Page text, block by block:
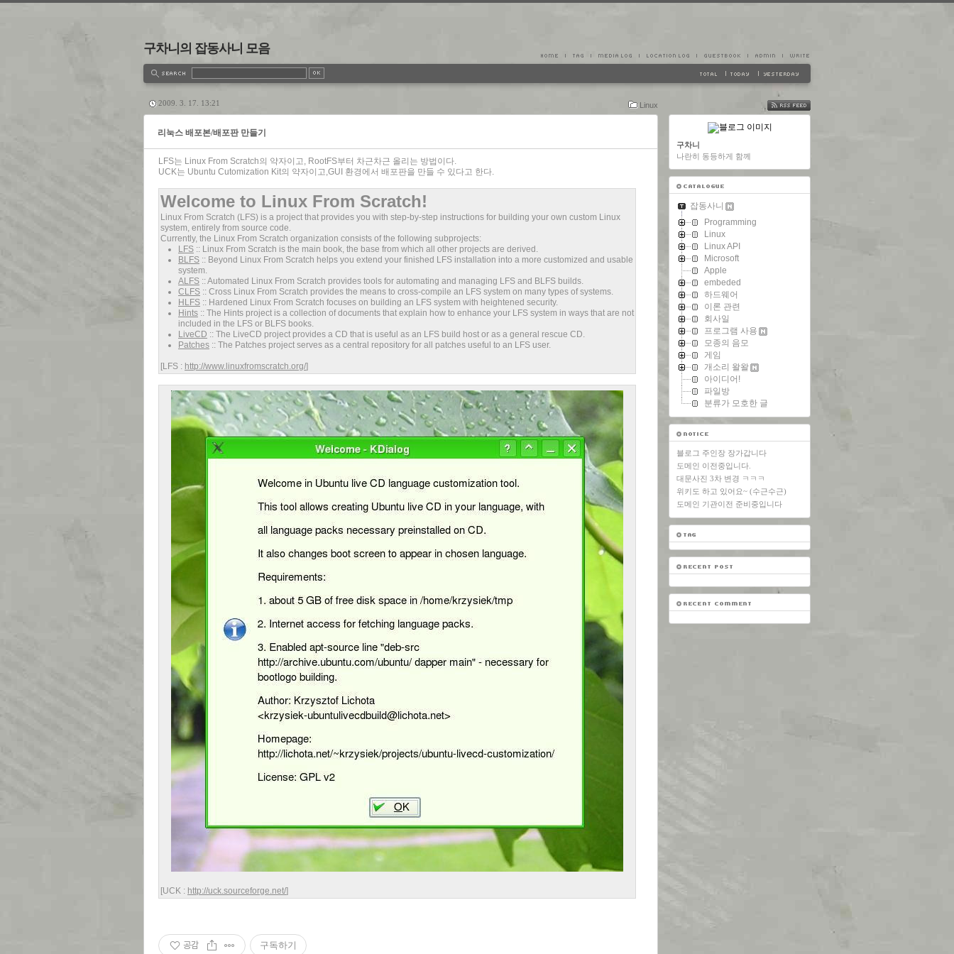
구차니의 잡동사니 모음
Linux
2009. 3. 17. 13:21
리눅스 배포본/배포판 만들기
LFS는 Linux From Scratch의 약자이고, RootFS부터 차근차근 올리는 방법이다.
UCK는 Ubuntu Cutomization Kit의 약자이고,GUI 환경에서 배포판을 만들 수 있다고 한다.
Welcome to Linux From Scratch!
Linux From Scratch (LFS) is a project that provides you with step-by-step instructions for building your own custom Linux
system, entirely from source code.
Currently, the Linux From Scratch organization consists of the following subprojects:
LFS :: Linux From Scratch is the main book, the base from which all other projects are derived.
BLFS :: Beyond Linux From Scratch helps you extend your finished LFS installation into a more customized and usable
system.
ALFS :: Automated Linux From Scratch provides tools for automating and managing LFS and BLFS builds.
CLFS :: Cross Linux From Scratch provides the means to cross-compile an LFS system on many types of systems.
HLFS :: Hardened Linux From Scratch focuses on building an LFS system with heightened security.
Hints :: The Hints project is a collection of documents that explain how to enhance your LFS system in ways that are not
included in the LFS or BLFS books.
LiveCD :: The LiveCD project provides a CD that is useful as an LFS build host or as a general rescue CD.
Patches :: The Patches project serves as a central repository for all patches useful to an LFS user.
[LFS : http://www.linuxfromscratch.org/]
[UCK : http://uck.sourceforge.net/]
공감 구독하기
FEED
구차니
나란히 동등하게 함께
잡동사니
Programming
Linux
Linux API
Microsoft
Apple
embeded
하드웨어
이론 관련
회사일
프로그램 사용
모종의 음모
게임
개소리 왈왈
아이디어!
파일방
분류가 모호한 글
블로그 주인장 장가갑니다
도메인 이전중입니다.
대문사진 3차 변경 ㅋㅋㅋ
위키도 하고 있어요~ (수근수근)
도메인 기관이전 준비중입니다